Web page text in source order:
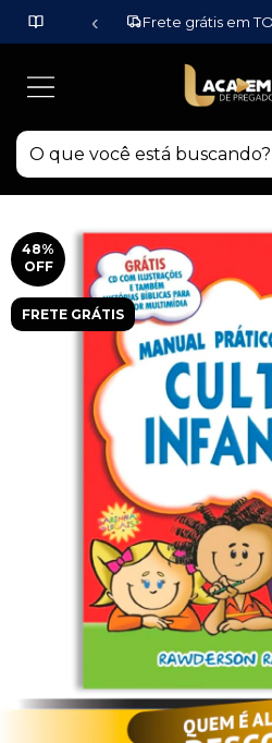
48%
OFF
FRETE GRÁTIS
‹ Frete grátis em